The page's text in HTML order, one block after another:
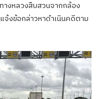
างหลวงสืบสวนจากกล้อง
งข้อกล่าวหาดำเนินคดีตาม